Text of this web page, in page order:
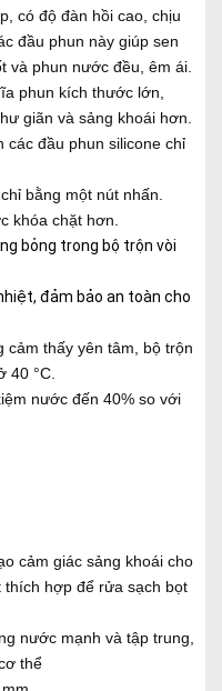
có độ đàn hồi cao, chịu
đầu phun này giúp sen
và phun nước đều, êm ái.
phun kích thước lớn,
giãn và sảng khoái hơn.
các đầu phun silicone chỉ
bằng một nút nhấn.
khóa chặt hơn.
bỏng trong bộ trộn vòi
đảm bảo an toàn cho
cảm thấy yên tâm, bộ trộn
40 °C.
nước đến 40% so với
cảm giác sảng khoái cho
hợp để rửa sạch bọt
nước mạnh và tập trung,
thể